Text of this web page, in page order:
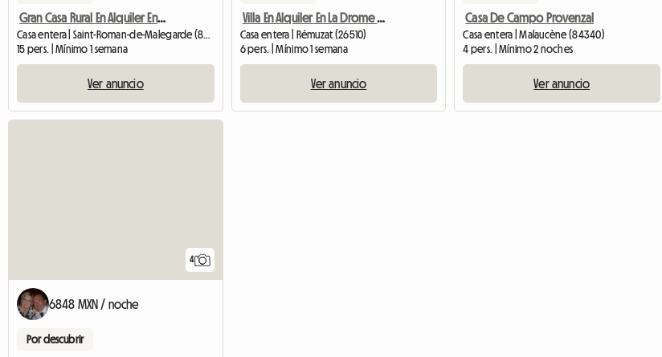
Gran Casa Rural En Alquiler En Provenza - Piscina
15 pers. | Mínimo 1 semana
Ver anuncio
Villa En Alquiler En La Drome Provenzal
Casa entera | Rémuzat (26510)
6 pers. | Mínimo 1 semana
Ver anuncio
Casa De Campo Provenzal
Casa entera | Malaucène (84340)
4 pers. | Mínimo 2 noches
Ver anuncio
4
6848 MXN / noche
Por descubrir